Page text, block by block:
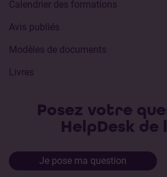
Calendrier des formations
Avis publiés
Modèles de documents
Livres
Posez votre
HelpDesk de
Je pose ma question